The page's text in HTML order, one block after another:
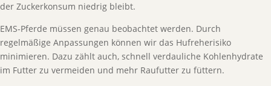
der Zuckerkonsum niedrig bleibt.
EMS-Pferde müssen genau beobachtet werden. Durch
regelmäßige Anpassungen können wir das Hufreherisiko
minimieren. Dazu zählt auch, schnell verdauliche Kohlenhydrate
im Futter zu vermeiden und mehr Raufutter zu füttern.